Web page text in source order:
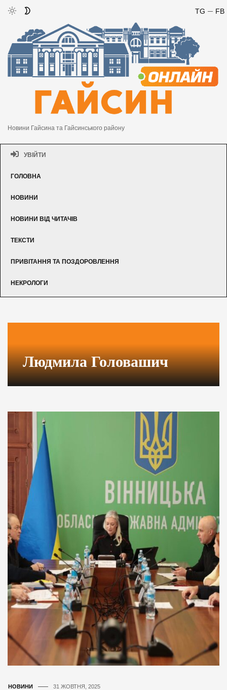
FB
TG
Новини Гайсина та Гайсинського району
УВІЙТИ
ГОЛОВНА
НОВИНИ
НОВИНИ ВІД ЧИТАЧІВ
ТЕКСТИ
ПРИВІТАННЯ ТА ПОЗДОРОВЛЕННЯ
НЕКРОЛОГИ
Людмила Головашич
НОВИНИ 31 ЖОВТНЯ, 2025